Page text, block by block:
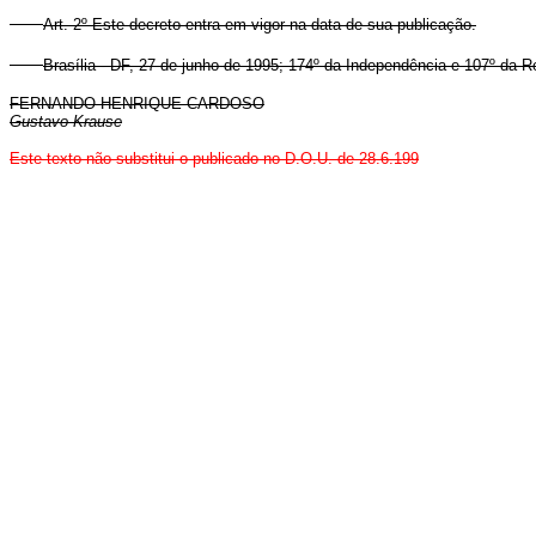
Art. 2º Este decreto entra em vigor na data de sua publicação.
Brasília - DF, 27 de junho de 1995; 174º da Independência e 107º da
FERNANDO HENRIQUE CARDOSO
Gustavo Krause
Este texto não substitui o publicado no D.O.U. de 28.6.199